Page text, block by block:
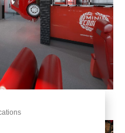
СПБ